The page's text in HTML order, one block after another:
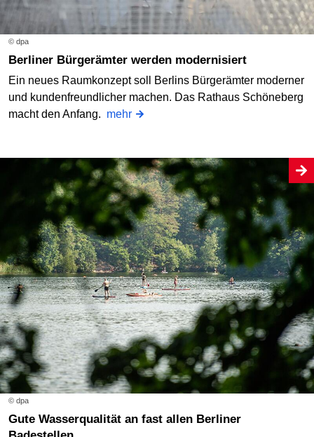
© dpa
Berliner Bürgerämter werden modernisiert
Ein neues Raumkonzept soll Berlins Bürgerämter moderner
und kundenfreundlicher machen. Das Rathaus Schöneberg
macht den Anfang. mehr
© dpa
Gute Wasserqualität an fast allen Berliner